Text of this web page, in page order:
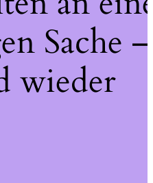
Sache –
wieder